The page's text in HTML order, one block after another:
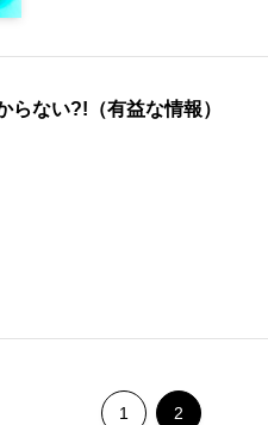
らない?!（有益な情報）
1 2